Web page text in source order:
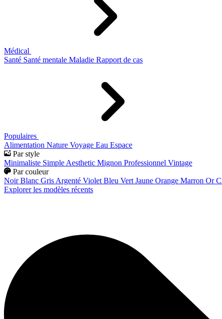
Médical
Santé Santé mentale Maladie Rapport de cas
Populaires
Alimentation Nature Voyage Eau Espace
Par style
Minimaliste Simple Aesthetic Mignon Professionnel Vintage
Par couleur
Noir Blanc Gris Argenté Violet Bleu Vert Jaune Orange Marron Or
Explorer les modèles récents